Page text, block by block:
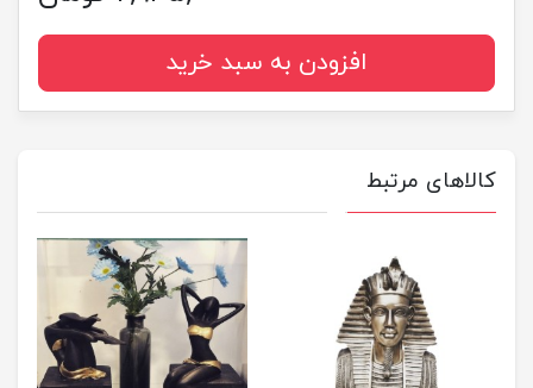
افزودن به سبد خرید
کالاهای مرتبط